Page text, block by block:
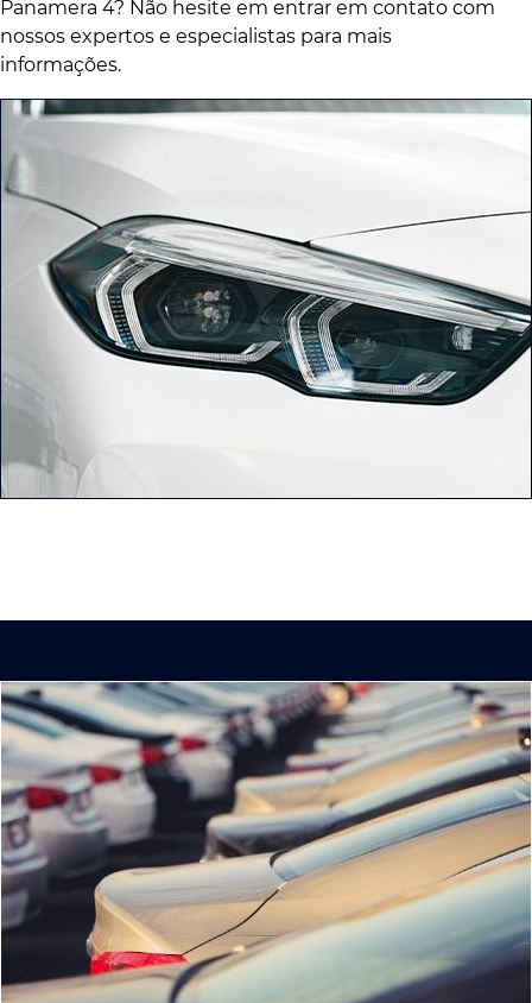
Panamera 4? Não hesite em entrar em contato com
nossos expertos e especialistas para mais
informações.